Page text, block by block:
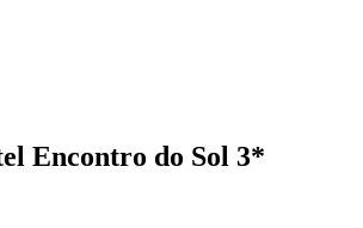
Encontro do Sol 3*